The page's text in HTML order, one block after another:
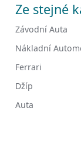
Ze stejné
Závodní Auta
Nákladní
Ferrari
Džíp
Auta